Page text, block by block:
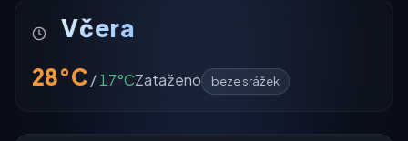
Včera
28°C/17°CZataženo beze srážek